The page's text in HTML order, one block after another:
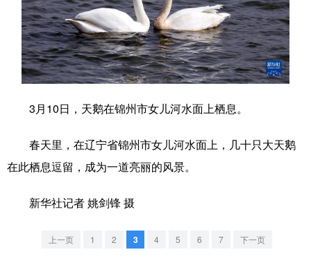
文化 书画 健康 军事
访谈 视频 图片 政务
法律 中央文件 金融 汽车
信息化
文化产业
3月10日，天鹅在锦州市女儿河水面上栖息。
春天里，在辽宁省锦州市女儿河水面上，几十只大天鹅
在此栖息逗留，成为一道亮丽的风景。
新华社记者 姚剑锋 摄
上一页 1 2 3 4 5 6 7 下一页